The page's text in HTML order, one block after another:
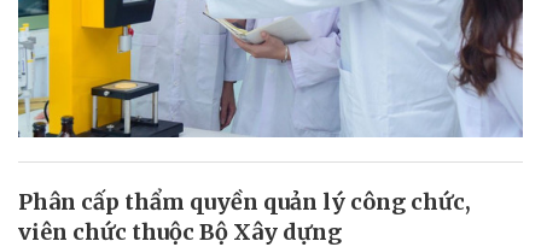
Phân cấp thẩm quyền quản lý công chức,
viên chức thuộc Bộ Xây dựng